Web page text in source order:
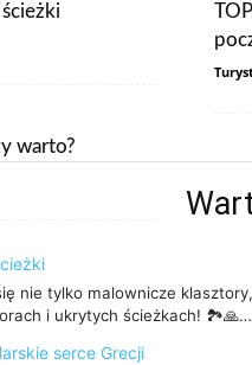
warto?
nie tylko malownicze
i ukrytych ścieżkach! 🏞️🙏…
serce Grecji